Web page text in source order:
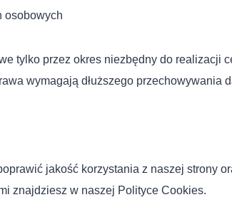
osobowych
tylko przez okres niezbędny do realizacji
wymagają dłuższego przechowywania
jakość korzystania z naszej strony
znajdziesz w naszej Polityce Cookies.